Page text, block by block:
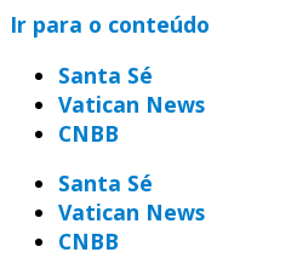
Ir para o conteúdo
Santa Sé
Vatican News
CNBB
Santa Sé
Vatican News
CNBB